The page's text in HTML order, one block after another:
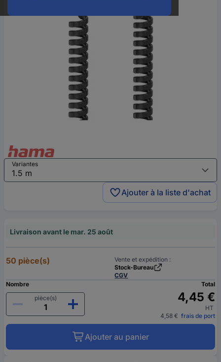
Variantes
Ajouter à la liste d'achat
Livraison avant le mar. 25 août
50 pièce(s)
Vente et expédition :
Stock-Bureau
CGV
Nombre
pièce(s)
Total
4,45 €
HT
4,58 € frais de port
Ajouter au panier